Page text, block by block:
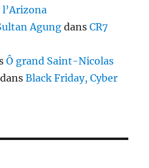
Agung dansCR7
Ô grand Saint-Nicolas
dansBlack Friday, Cyber